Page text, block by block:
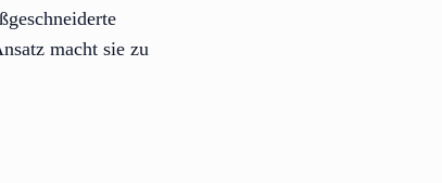
macht sie zu